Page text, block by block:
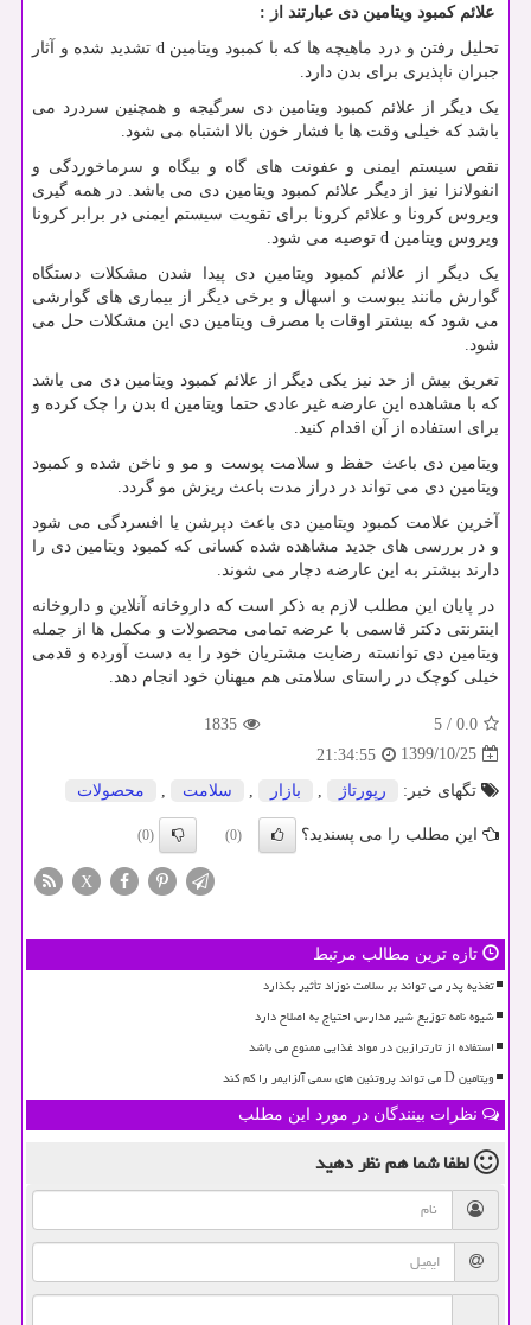
علائم کمبود ویتامین دی عبارتند از :
تحلیل رفتن و درد ماهیچه ها که با کمبود ویتامین d تشدید شده و آثار
جبران ناپذیری برای بدن دارد.
یک دیگر از علائم کمبود ویتامین دی سرگیجه و همچنین سردرد می
باشد که خیلی وقت ها با فشار خون بالا اشتباه می شود.
نقص سیستم ایمنی و عفونت های گاه و بیگاه و سرماخوردگی و
انفولانزا نیز از دیگر علائم کمبود ویتامین دی می باشد. در همه گیری
ویروس کرونا و علائم کرونا برای تقویت سیستم ایمنی در برابر کرونا
ویروس ویتامین d توصیه می شود.
یک دیگر از علائم کمبود ویتامین دی پیدا شدن مشکلات دستگاه
گوارش مانند یبوست و اسهال و برخی دیگر از بیماری های گوارشی
می شود که بیشتر اوقات با مصرف ویتامین دی این مشکلات حل می
شود.
تعریق بیش از حد نیز یکی دیگر از علائم کمبود ویتامین دی می باشد
که با مشاهده این عارضه غیر عادی حتما ویتامین dبدن را چک کرده و
برای استفاده از آن اقدام کنید.
ویتامین دی باعث حفظ و سلامت پوست و مو و ناخن شده و کمبود
ویتامین دی می تواند در دراز مدت باعث ریزش مو گردد.
آخرین علامت کمبود ویتامین دی باعث دپرشن یا افسردگی می شود
و در بررسی های جدید مشاهده شده کسانی که کمبود ویتامین دی را
دارند بیشتر به این عارضه دچار می شوند.
در پایان این مطلب لازم به ذکر است که داروخانه آنلاین و داروخانه
اینترنتی دکتر قاسمی با عرضه تمامی محصولات و مکمل ها از جمله
ویتامین دی توانسته رضایت مشتریان خود را به دست آورده و قدمی
خیلی کوچک در راستای سلامتی هم میهنان خود انجام دهد.
0.0
/
5
1835
1399/10/25
21:34:55
تگهای خبر:
رپورتاژ بازار سلامت محصولات
این مطلب را می پسندید؟ (0)
(0)
X
تازه ترین مطالب مرتبط
تغذیه پدر می تواند بر سلامت نوزاد تأثیر بگذارد
شیوه نامه توزیع شیر مدارس احتیاج به اصلاح دارد
استفاده از تارترازین در مواد غذایی ممنوع می باشد
ویتامین D می تواند پروتئین های سمی آلزایمر را کم کند
نظرات بینندگان در مورد این مطلب
لطفا شما همنظر دهید